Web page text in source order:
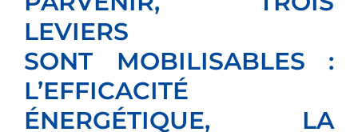
LEVIERS
SONT MOBILISABLES :
L’EFFICACITÉ
ÉNERGÉTIQUE, LA